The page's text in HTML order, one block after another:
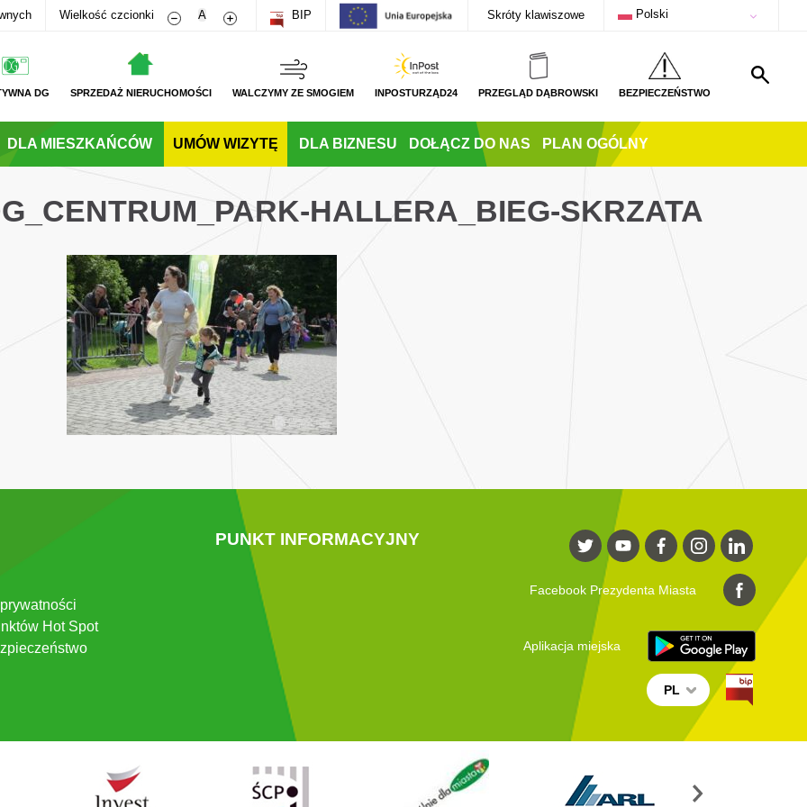
Wielkość czcionki Zmniejsz rozmiar czcionki
A Zwiększ rozmiar czcionki
BIP Skróty klawiszowe Polski
DG SPRZEDAŻ NIERUCHOMOŚCI WALCZYMY ZE SMOGIEM INPOSTURZĄD24 PRZEGLĄD DĄBROWSKI BEZPIECZEŃSTWO
DLA MIESZKAŃCÓW UMÓW WIZYTĘ DLA BIZNESU DOŁĄCZ DO NAS PLAN OGÓLNY
HALLERA_BIEG-SKRZATA
Hot Spot
PUNKT INFORMACYJNY
Facebook Prezydenta Miasta
Aplikacja miejska
PL